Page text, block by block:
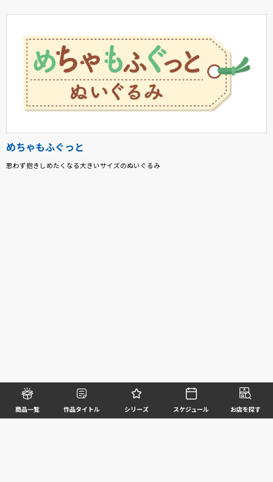
商品一覧 作品タイトル シリーズ スケジュール お店を探す
めちゃもふぐっと
思わず抱きしめたくなる大きいサイズのぬいぐるみ